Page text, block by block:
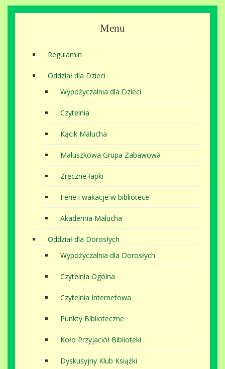
Menu
Regulamin
Oddział dla Dzieci
Wypożyczalnia dla Dzieci
Czytelnia
Kącik Malucha
Maluszkowa Grupa Zabawowa
Zręczne łapki
Ferie i wakacje w bibliotece
Akademia Malucha
Oddział dla Dorosłych
Wypożyczalnia dla Dorosłych
Czytelnia Ogólna
Czytelnia Internetowa
Punkty Biblioteczne
Koło Przyjaciół Biblioteki
Dyskusyjny Klub Książki